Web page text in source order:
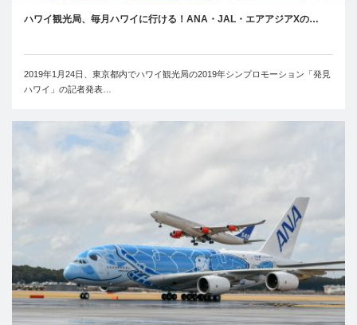
ハワイ観光局、毎月ハワイに行ける！ANA・JAL・エアアジアXの…
2019年1月24日、東京都内でハワイ観光局の2019年シンプロモーション「発見
ハワイ」の記者発表…